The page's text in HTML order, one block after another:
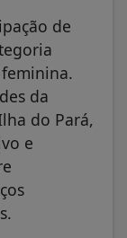
de
da
do Pará,
e